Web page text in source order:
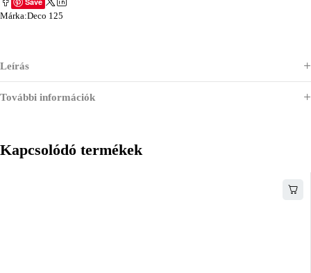
Márka:Deco 125
Leírás
További információk
Kapcsolódó termékek